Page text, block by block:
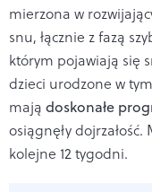
mierzona w
snu, łącznie z fazą
którym pojawiają się
dzieci urodzone w
mają doskonałe
osiągnęły
kolejne 12 tygodni.